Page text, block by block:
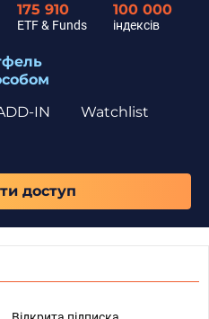
175 910
ETF & Funds
100 000
індексів
Watchlist
IN
доступ